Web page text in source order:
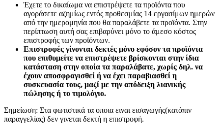
Έχετε το δικαίωμα να επιστρέψετε τα προϊόντα που
αγοράσετε αζημίως εντός προθεσμίας 14 εργασίμων ημερών
από την ημερομηνία που θα παραλάβετε τα προϊόντα. Στην
περίπτωση αυτή σας επιβαρύνει μόνο το άμεσο κόστος
επιστροφής των προϊόντων.
Επιστροφές γίνονται δεκτές μόνο εφόσον τα προϊόντα
που επιθυμείτε να επιστρέψετε βρίσκονται στην ίδια
κατάσταση στην οποία τα παραλάβατε, χωρίς δηλ. να
έχουν αποσφραγισθεί ή να έχει παραβιασθεί η
συσκευασία τους, μαζί με την απόδειξη λιανικής
πώλησης ή το τιμολόγιο.
Σημείωση: Στα φωτιστικά τα οποια ειναι εισαγωγής(κατόπιν
παραγγελίας) δεν γινεται δεκτή η επιστροφή.